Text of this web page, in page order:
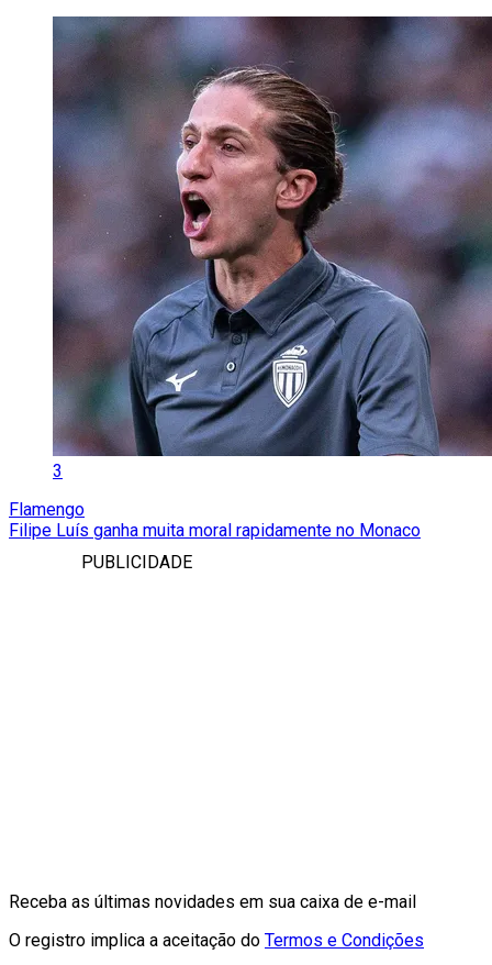
3
Flamengo
Filipe Luís ganha muita moral rapidamente no Monaco
PUBLICIDADE
Receba as últimas novidades em sua caixa de e-mail
O registro implica a aceitação do Termos e Condições